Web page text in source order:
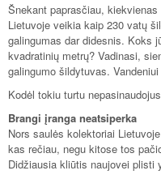
Šnekant paprasčiau,
Lietuvoje veikia kaip 230 vatų
galingumas dar didesnis. Koks
kvadratinių metrų? Vadinasi,
galingumo šildytuvas.
Kodėl tokiu turtu
Brangi įranga neatsiperka
Nors saulės kolektoriai
kas rečiau, negu kitose tos
Didžiausia kliūtis naujovei plisti